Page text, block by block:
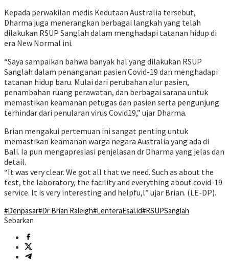
Kepada perwakilan medis Kedutaan Australia tersebut,
Dharma juga menerangkan berbagai langkah yang telah
dilakukan RSUP Sanglah dalam menghadapi tatanan hidup di
era New Normal ini.
“Saya sampaikan bahwa banyak hal yang dilakukan RSUP
Sanglah dalam penanganan pasien Covid-19 dan menghadapi
tatanan hidup baru. Mulai dari perubahan alur pasien,
penambahan ruang perawatan, dan berbagai sarana untuk
memastikan keamanan petugas dan pasien serta pengunjung
terhindar dari penularan virus Covid19,” ujar Dharma.
Brian mengakui pertemuan ini sangat penting untuk
memastikan keamanan warga negara Australia yang ada di
Bali. Ia pun mengapresiasi penjelasan dr Dharma yang jelas dan
detail.
“It was very clear. We got all that we need. Such as about the
test, the laboratory, the facility and everything about covid-19
service. It is very interesting and helpfu,l” ujar Brian. (LE-DP).
#Denpasar#Dr Brian Raleigh#LenteraEsai.id#RSUPSanglah
Sebarkan